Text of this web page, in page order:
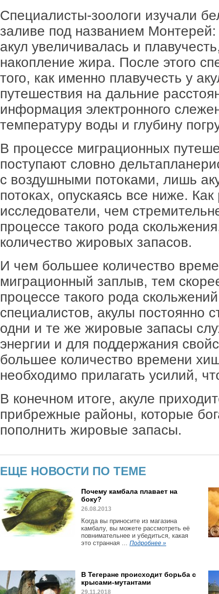
Специалисты-зоологи изучали
заливе под названием
акул увеличивалась и
накопление жира. После этого
того, как именно плавучесть у
путешествия на дальние
информация электронного
температуру воды и глубину
В процессе миграционных
поступают словно
с воздушными потоками, лишь
потоках, опускаясь все ниже.
исследователи, чем
процессе такого рода
количество жировых запасов.
И чем большее количество
миграционный заплыв, тем
процессе такого рода
специалистов, акулы постоянно
одни и те же жировые запасы
энергии и для поддержания
большее количество времени
необходимо прилагать усилий,
В конечном итоге, акуле
прибрежные районы, которые
пополнить жировые запасы.
ЕЩЕ НОВОСТИ ПО ТЕМЕ
Почему камбала плавает на
боку?
26.08.2013
Когда вы приносите из магазина
камбалу, вы можете рассмотреть её
повнимательнее и убедиться, какая
это странная ... Подробнее »
В Тегеране происходит борьба с
крысами-мутантами
29.11.2018